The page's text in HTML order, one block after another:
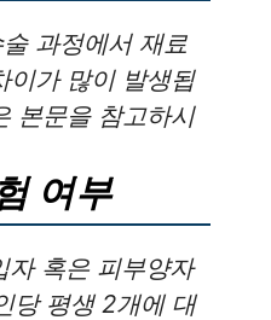
과정에서 재료
이가 많이 발생됩
본문을 참고하시
여부
혹은 피부양자
당 평생 2개에 대